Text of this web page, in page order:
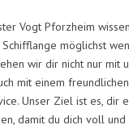
Vogt Pforzheim
möglichst
wir dir nicht nur mit
mit einem
Unser Ziel ist es, dir
damit du dich voll